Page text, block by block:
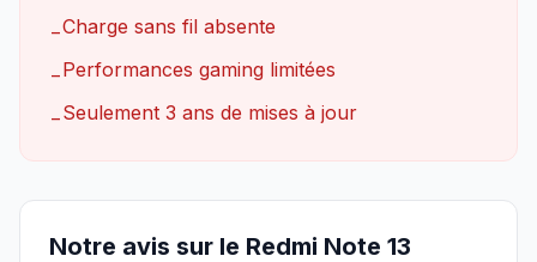
−Charge sans fil absente
−Performances gaming limitées
−Seulement 3 ans de mises à jour
Notre avis sur le Redmi Note 13